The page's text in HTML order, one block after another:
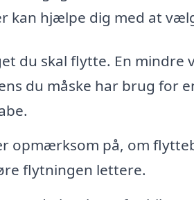
kan hjælpe dig med at
du skal flytte. En
du måske har brug for
opmærksom på, om
flytningen lettere.